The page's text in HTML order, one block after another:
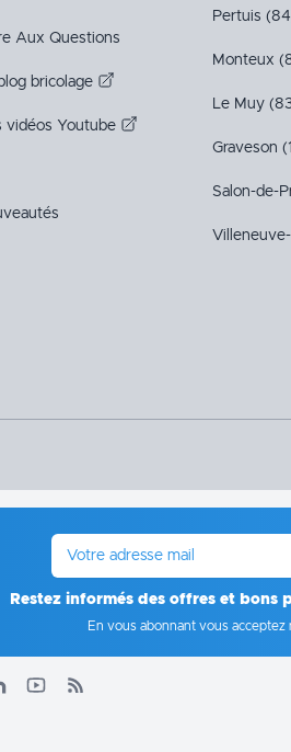
Aux Questions
blog bricolage
vidéos Youtube
Pertuis
Monteux
Le Muy
Graveson
Salon-de-
E-mail
Restez informés des offres et
En vous abonnant vous acceptez